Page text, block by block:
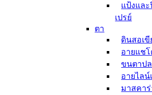
แป้งแล
เปรย์
ตา
ดินสอเ
อายแชโ
ขนตาป
อายไลน์
มาสคาร่